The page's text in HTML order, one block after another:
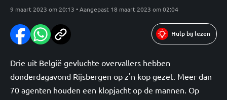
9 maart 2023 om 20:13 • Aangepast 18 maart 2023 om 02:04
Hulp bij lezen
Drie uit België gevluchte overvallers hebben
donderdagavond Rijsbergen op z'n kop gezet. Meer dan
70 agenten houden een klopjacht op de mannen. Op